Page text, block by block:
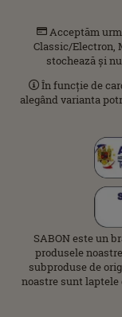
Acceptăm
Classic/Electron,
stochează și
În funcție de
alegând varianta
SABON este un
produsele
subproduse de
noastre sunt laptele